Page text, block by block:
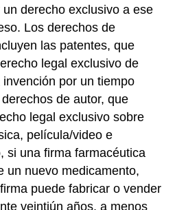
derecho exclusivo a ese
Los derechos de
las patentes, que
legal exclusivo de
por un tiempo
de autor, que
legal exclusivo sobre
película/video e
si una firma farmacéutica
un nuevo medicamento,
puede fabricar o vender
veintiún años, a menos